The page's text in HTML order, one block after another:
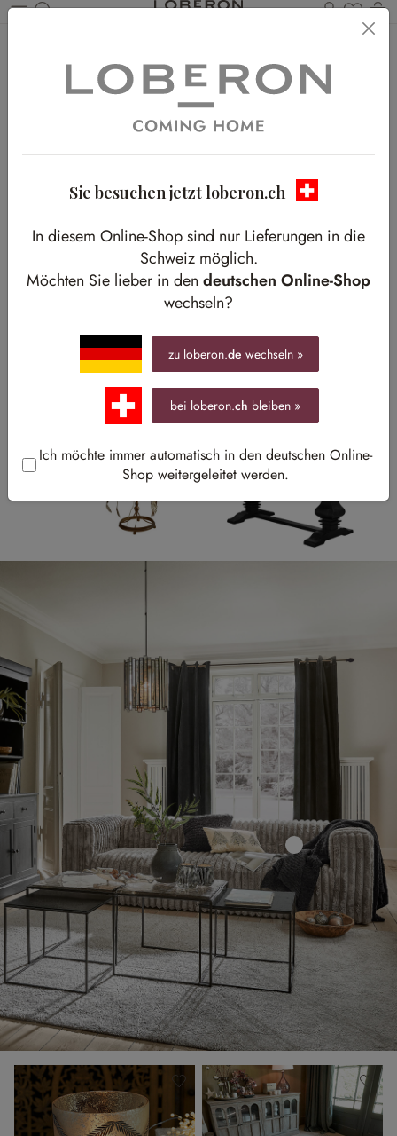
Du
Susanne Töpfers
LIEBLINGSSTÜCKE
Sie besuchen jetzt loberon.ch
In diesem Online-Shop sind nur Lieferungen in die
Schweiz möglich.
Möchten Sie lieber in den deutschen Online-Shop
wechseln?
zu loberon.de wechseln »
bei loberon.ch bleiben »
Ich möchte immer automatisch in den deutschen Online-
Shop weitergeleitet werden.